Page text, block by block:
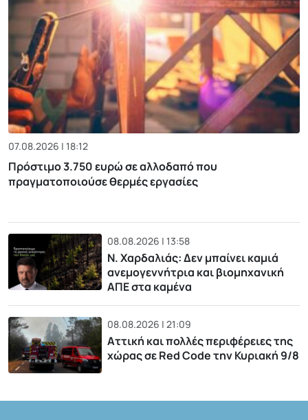
07.08.2026 | 18:12
Πρόστιμο 3.750 ευρώ σε αλλοδαπό που
πραγματοποιούσε θερμές εργασίες
08.08.2026 | 13:58
Ν. Χαρδαλιάς: Δεν μπαίνει καμιά
ανεμογεννήτρια και βιομηχανική
ΑΠΕ στα καμένα
08.08.2026 | 21:09
Αττική και πολλές περιφέρειες της
χώρας σε Red Code την Κυριακή 9/8